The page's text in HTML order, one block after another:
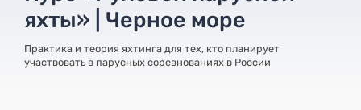
яхты» | Черное море
Практика и теория яхтинга для тех, кто планирует
участвовать в парусных соревнованиях в России